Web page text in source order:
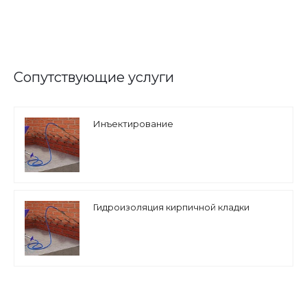
Сопутствующие услуги
Инъектирование
Гидроизоляция кирпичной кладки